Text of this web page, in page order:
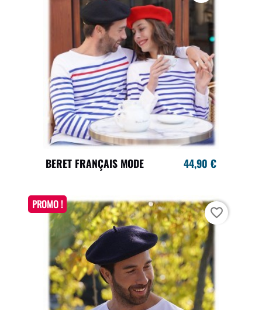
BERET FRANÇAIS MODE 44,90 €
PROMO !
favorite_border